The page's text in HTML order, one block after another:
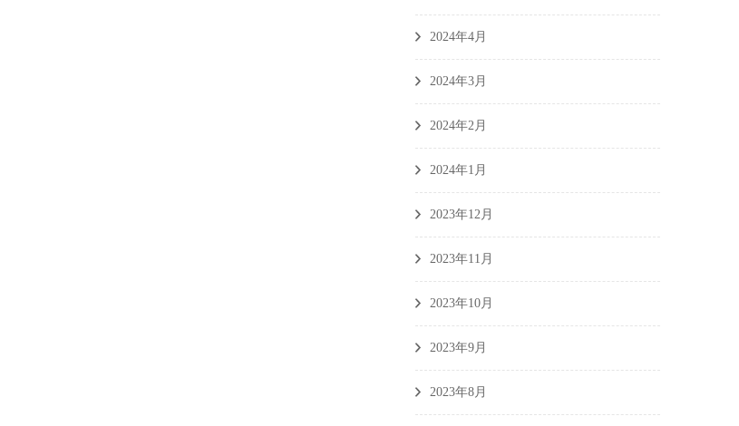
2024年4月
2024年3月
2024年2月
2024年1月
2023年12月
2023年11月
2023年10月
2023年9月
2023年8月